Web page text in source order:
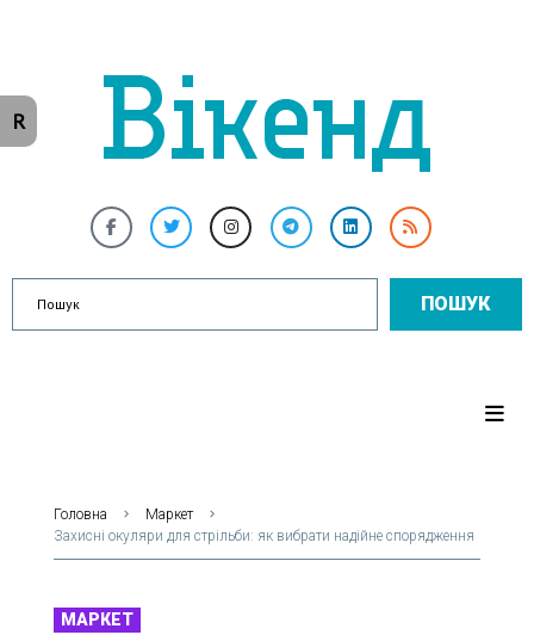
ПОШУК
Головна
Маркет
Захисні окуляри для стрільби: як вибрати надійне спорядження
МАРКЕТ
R